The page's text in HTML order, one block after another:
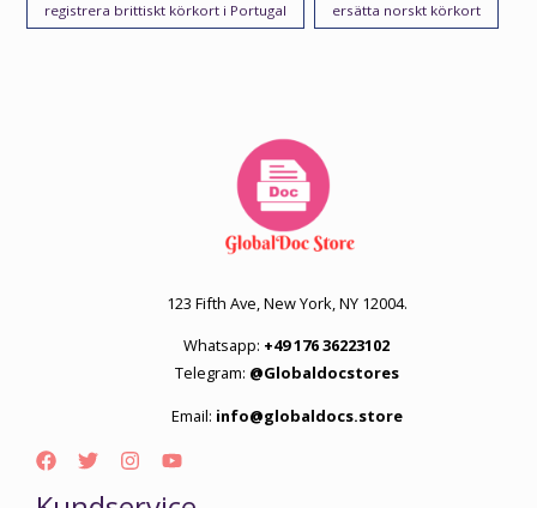
registrera brittiskt körkort i Portugal ersätta norskt körkort
123 Fifth Ave, New York, NY 12004.
Whatsapp: +49 176 36223102
Telegram: @Globaldocstores
Email: info@globaldocs.store